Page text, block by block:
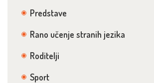
Predstave
Rano učenje stranih jezika
Roditelji
Sport